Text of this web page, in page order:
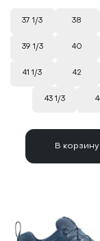
37 1/3 38
39 1/3 40
41 1/3 42
43 1/3
В корзину